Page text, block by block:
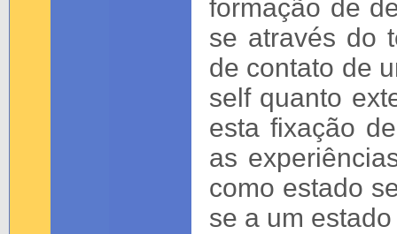
formação de
se através do
de contato de
self quanto
esta fixação
as
como estado
se a um